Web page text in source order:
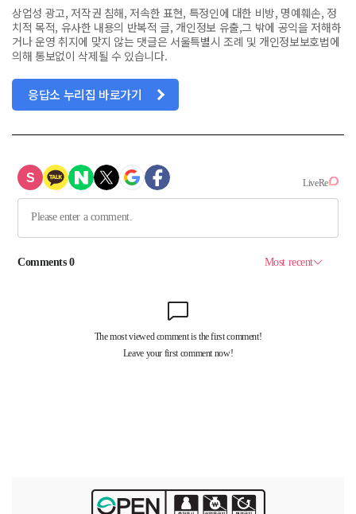
상업성 광고, 저작권 침해, 저속한 표현, 특정인에 대한 비방, 명예훼손, 정
치적 목적, 유사한 내용의 반복적 글, 개인정보 유출,그 밖에 공익을 저해하
거나 운영 취지에 맞지 않는 댓글은 서울특별시 조례 및 개인정보보호법에
의해 통보없이 삭제될 수 있습니다.
응답소 누리집 바로가기